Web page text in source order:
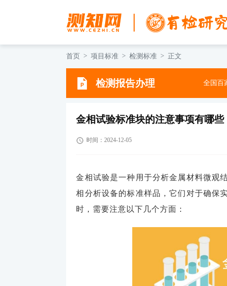
首页 项目标准 检测标准 正文
检测报告办理 全国百
金相试验标准块的注意事项有哪些
时间：2024-12-05
金相试验是一种用于分析金属材料微观
相分析设备的标准样品，它们对于确保
时，需要注意以下几个方面：